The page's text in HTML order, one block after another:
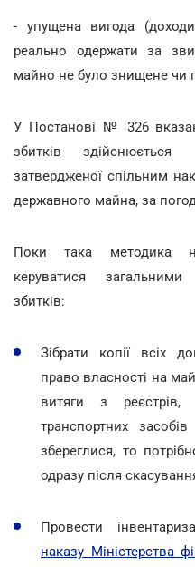
- упущена вигода
реально одержати за
майно не було знищене чи
У Постанові № 326
збитків
затвердженої спільним
державного майна, за
Поки така методика
керуватися
збитків:
Зібрати копії всіх
право власності на
витяги з реєстрів,
транспортних
збереглися, то
одразу після
Провести
наказу Міністерства